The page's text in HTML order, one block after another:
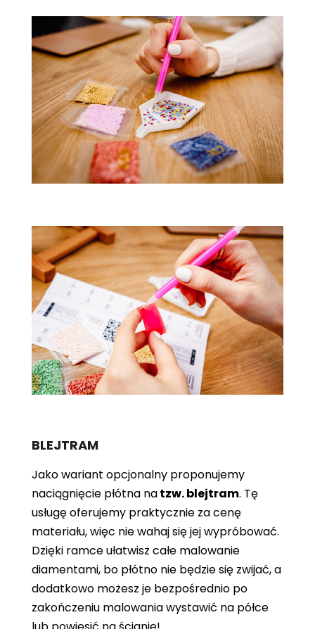
BLEJTRAM
Jako wariant opcjonalny proponujemy
naciągnięcie płótna natzw. blejtram. Tę
usługę oferujemy praktycznie za cenę
materiału, więc nie wahaj się jej wypróbować.
Dzięki ramce ułatwisz całe malowanie
diamentami, bo płótno nie będzie się zwijać, a
dodatkowo możesz je bezpośrednio po
zakończeniu malowania wystawić na półce